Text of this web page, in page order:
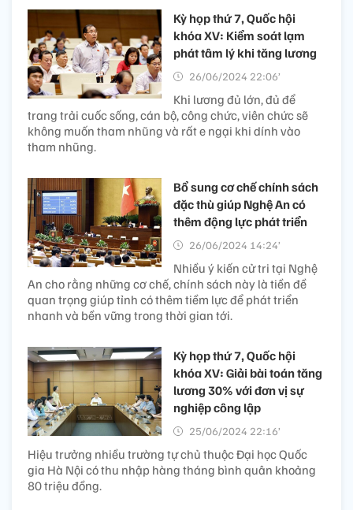
Kỳ họp thứ 7, Quốc hội
khóa XV: Kiểm soát lạm
phát tâm lý khi tăng lương
26/06/2024 22:06’
Khi lương đủ lớn, đủ để
trang trải cuốc sống, cán bộ, công chức, viên chức sẽ
không muốn tham nhũng và rất e ngại khi dính vào
tham nhũng.
Bổ sung cơ chế chính sách
đặc thù giúp Nghệ An có
thêm động lực phát triển
26/06/2024 14:24’
Nhiều ý kiến cử tri tại Nghệ
An cho rằng những cơ chế, chính sách này là tiền đề
quan trọng giúp tỉnh có thêm tiềm lực để phát triển
nhanh và bền vững trong thời gian tới.
Kỳ họp thứ 7, Quốc hội
khóa XV: Giải bài toán tăng
lương 30% với đơn vị sự
nghiệp công lập
25/06/2024 22:16’
Hiệu trưởng nhiều trường tự chủ thuộc Đại học Quốc
gia Hà Nội có thu nhập hàng tháng bình quân khoảng
80 triệu đồng.